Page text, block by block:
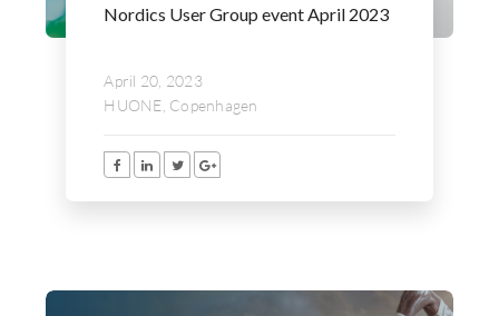
Nordics User Group event April 2023
April 20, 2023
HUONE, Copenhagen